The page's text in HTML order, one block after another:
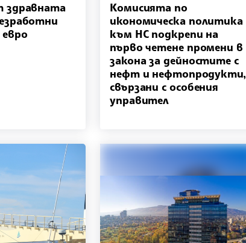
здравната
Комисията по
икономическа политика
към НС подкрепи на
първо четене промени в
закона за дейностите с
нефт и нефтопродукти,
свързани с особения
управител